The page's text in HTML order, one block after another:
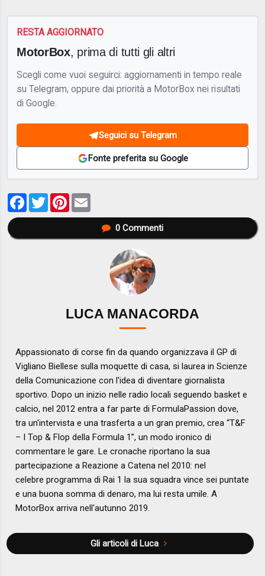
RESTA AGGIORNATO
MotorBox, prima di tutti gli altri
Scegli come vuoi seguirci: aggiornamenti in tempo reale
su Telegram, oppure dai priorità a MotorBox nei risultati
di Google.
Seguici su Telegram
Fonte preferita su Google
Facebook
TwitterPinterest
0Commenti
LUCA MANACORDA
Appassionato di corse fin da quando organizzava il GP di
Vigliano Biellese sulla moquette di casa, si laurea in Scienze
della Comunicazione con l'idea di diventare giornalista
sportivo. Dopo un inizio nelle radio locali seguendo basket e
calcio, nel 2012 entra a far parte di FormulaPassion dove,
tra un'intervista e una trasferta a un gran premio, crea “T&F
– I Top & Flop della Formula 1”, un modo ironico di
commentare le gare. Le cronache riportano la sua
partecipazione a Reazione a Catena nel 2010: nel
celebre programma di Rai 1 la sua squadra vince sei puntate
e una buona somma di denaro, ma lui resta umile. A
MotorBox arriva nell'autunno 2019.
Gli articoli di Luca